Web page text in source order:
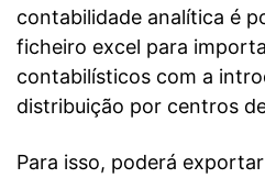
contabilidade analítica é
ficheiro excel para
contabilísticos com a
distribuição por centros
Para isso, poderá